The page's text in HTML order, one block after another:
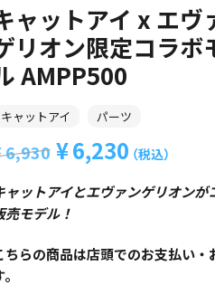
ト
ア
イ
x
エ
ヴ
ャットアイ x エヴ
リオン限定コラボ
AMPP500
キャットアイ パーツ
6,930 6,230（税込）
ャットアイとエヴァンゲリオン
売モデル！
ちらの商品は店頭でのお支払い・